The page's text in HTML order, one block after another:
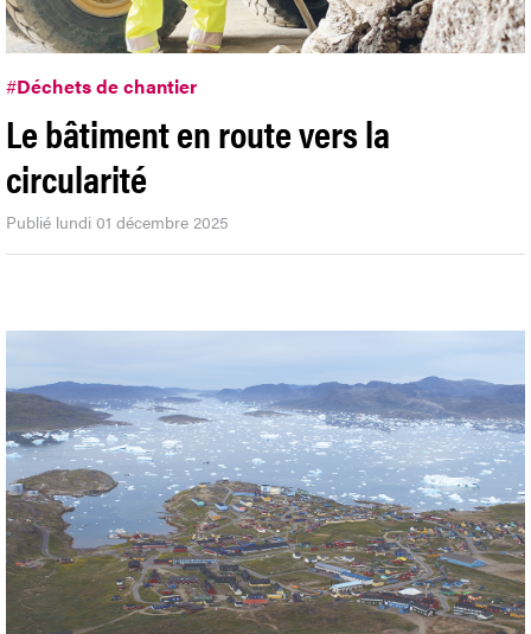
#Déchets de chantier
Le bâtiment en route vers la
circularité
Publié lundi 01 décembre 2025